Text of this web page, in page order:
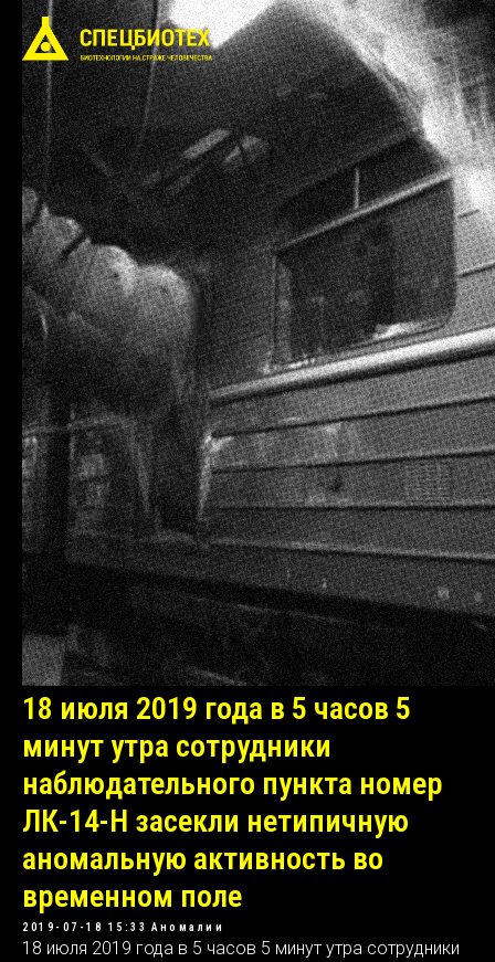
18 июля 2019 года в 5 часов 5
минут утра сотрудники
наблюдательного пункта номер
ЛК-14-Н засекли нетипичную
аномальную активность во
временном поле
2019-07-18 15:33 Аномалии
18 июля 2019 года в 5 часов 5 минут утра сотрудники